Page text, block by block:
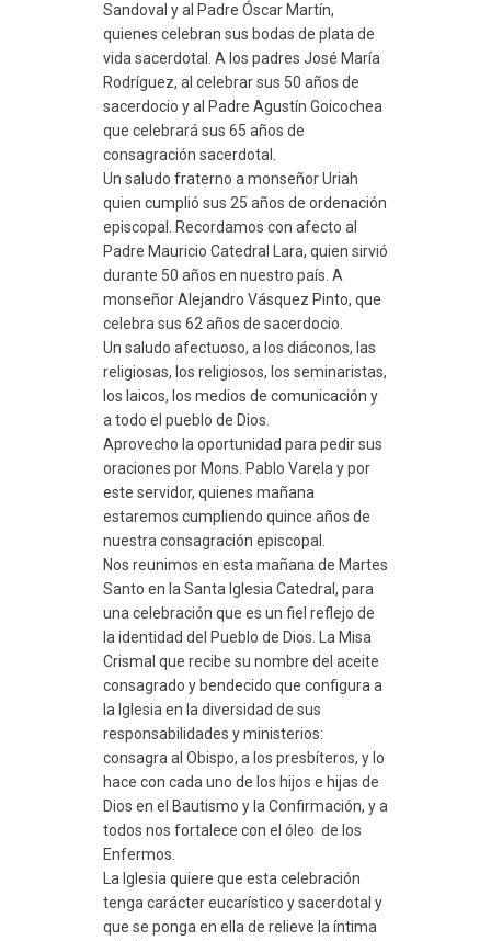
Sandoval y al Padre Óscar Martín,
quienes celebran sus bodas de plata de
vida sacerdotal. A los padres José María
Rodríguez, al celebrar sus 50 años de
sacerdocio y al Padre Agustín Goicochea
que celebrará sus 65 años de
consagración sacerdotal.
Un saludo fraterno a monseñor Uriah
quien cumplió sus 25 años de ordenación
episcopal. Recordamos con afecto al
Padre Mauricio Catedral Lara, quien sirvió
durante 50 años en nuestro país. A
monseñor Alejandro Vásquez Pinto, que
celebra sus 62 años de sacerdocio.
Un saludo afectuoso, a los diáconos, las
religiosas, los religiosos, los seminaristas,
los laicos, los medios de comunicación y
a todo el pueblo de Dios.
Aprovecho la oportunidad para pedir sus
oraciones por Mons. Pablo Varela y por
este servidor, quienes mañana
estaremos cumpliendo quince años de
nuestra consagración episcopal.
Nos reunimos en esta mañana de Martes
Santo en la Santa Iglesia Catedral, para
una celebración que es un fiel reflejo de
la identidad del Pueblo de Dios. La Misa
Crismal que recibe su nombre del aceite
consagrado y bendecido que configura a
la Iglesia en la diversidad de sus
responsabilidades y ministerios:
consagra al Obispo, a los presbíteros, y lo
hace con cada uno de los hijos e hijas de
Dios en el Bautismo y la Confirmación, y a
todos nos fortalece con el óleo de los
Enfermos.
La Iglesia quiere que esta celebración
tenga carácter eucarístico y sacerdotal y
que se ponga en ella de relieve la íntima